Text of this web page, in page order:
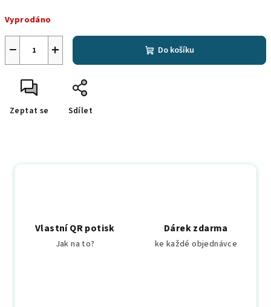
cena:
Vyprodáno
+
− Do košíku
Zeptat se Sdílet
Vlastní QR potisk
Jak na to?
Dárek zdarma
ke každé objednávce